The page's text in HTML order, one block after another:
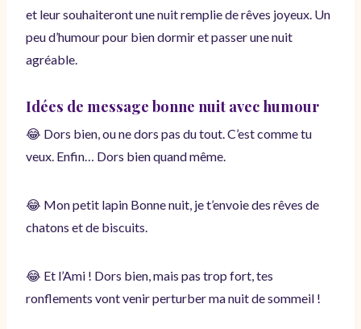
et leur souhaiteront une nuit remplie de rêves joyeux. Un
peu d’humour pour bien dormir et passer une nuit
agréable.
Idées de message bonne nuit avec humour
😂 Dors bien, ou ne dors pas du tout. C’est comme tu
veux. Enfin… Dors bien quand même.
😂 Mon petit lapin Bonne nuit, je t’envoie des rêves de
chatons et de biscuits.
😂 Et l’Ami ! Dors bien, mais pas trop fort, tes
ronflements vont venir perturber ma nuit de sommeil !